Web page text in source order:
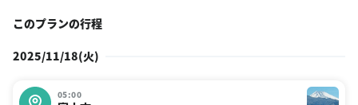
このプランの行程
2025/11/18(火)
05:00